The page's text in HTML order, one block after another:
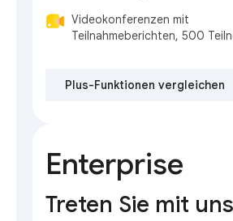
Videokonferenzen mit
Teilnahmeberichten, 500
Plus-Funktionen vergleichen
Enterprise
Treten Sie mit